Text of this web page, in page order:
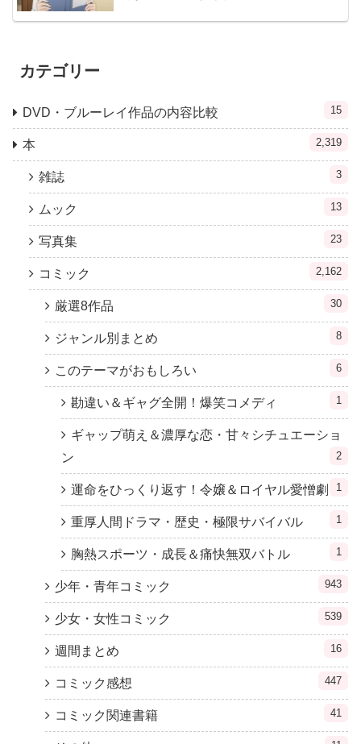
カテゴリー
DVD・ブルーレイ作品の内容比較 15
本 2,319
雑誌 3
ムック 13
写真集 23
コミック 2,162
厳選8作品 30
ジャンル別まとめ 8
このテーマがおもしろい 6
勘違い＆ギャグ全開！爆笑コメディ 1
ギャップ萌え＆濃厚な恋・甘々シチュエーショ
ン
2
運命をひっくり返す！令嬢＆ロイヤル愛憎劇 1
重厚人間ドラマ・歴史・極限サバイバル 1
胸熱スポーツ・成長＆痛快無双バトル 1
少年・青年コミック 943
少女・女性コミック 539
週間まとめ 16
コミック感想 447
コミック関連書籍 41